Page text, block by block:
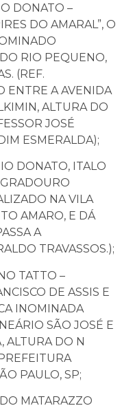
DONATO –
DO AMARAL”, O
RIO PEQUENO,
(REF.
ENTRE A AVENIDA
ALTURA DO
JOSÉ
ESMERALDA);
DONATO, ITALO
NA VILA
AMARO, E DÁ
A
TRAVASSOS.);
TATTO –
DE ASSIS E
INOMINADA
SÃO JOSÉ E
ALTURA DO N
PAULO, SP;
MATARAZZO